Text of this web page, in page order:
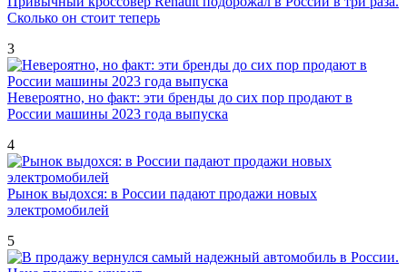
Сколько он стоит теперь
3
Невероятно, но факт: эти бренды до сих пор продают в
России машины 2023 года выпуска
4
Рынок выдохся: в России падают продажи новых
электромобилей
5